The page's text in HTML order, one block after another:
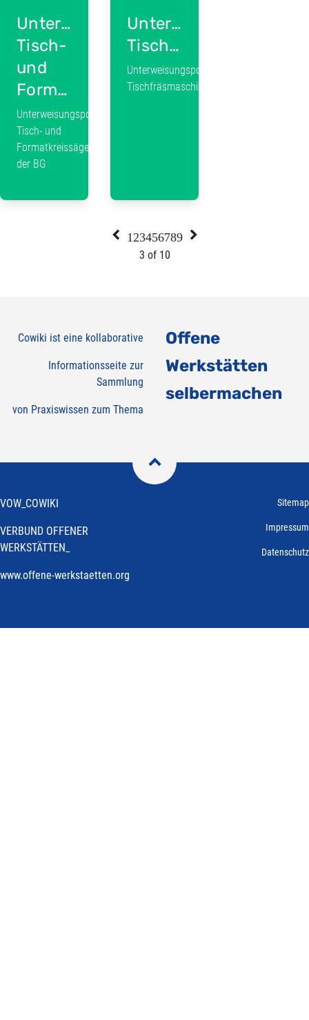
Unterweisungsposter:
Tisch-
und
Formatkreissäge
Unterweisungsposter:
Tisch- und
Formatkreissäge
der BG
Unterweisungsposter:
Tischfräsmaschinen
Unterweisungsposter:
Tischfräsmaschinen
 1 23456789
3 of 10
Cowiki ist eine kollaborative
Informationsseite zur
Sammlung
von Praxiswissen zum Thema
Offene
Werkstätten
selbermachen

VOW_COWIKI
VERBUND OFFENER
WERKSTÄTTEN_
www.offene-werkstaetten.org
Sitemap
Impressum
Datenschutz